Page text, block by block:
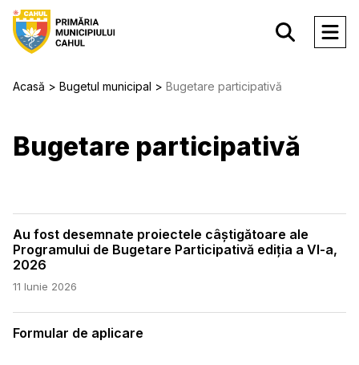
Acasă Bugetul municipal Bugetare participativă
Bugetare participativă
Au fost desemnate proiectele câștigătoare ale
Programului de Bugetare Participativă ediția a VI-a,
2026
11 Iunie 2026
Formular de aplicare